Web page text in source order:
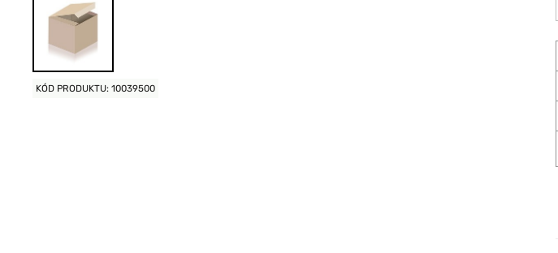
KÓD PRODUKTU: 10039500